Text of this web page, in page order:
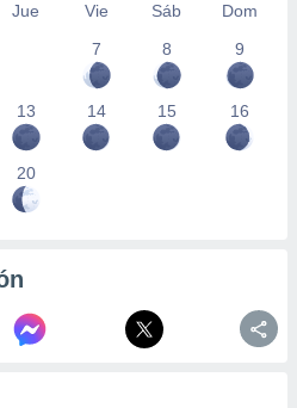
Jue Vie Sáb
Dom
7
8 9
13 14 15 16
20